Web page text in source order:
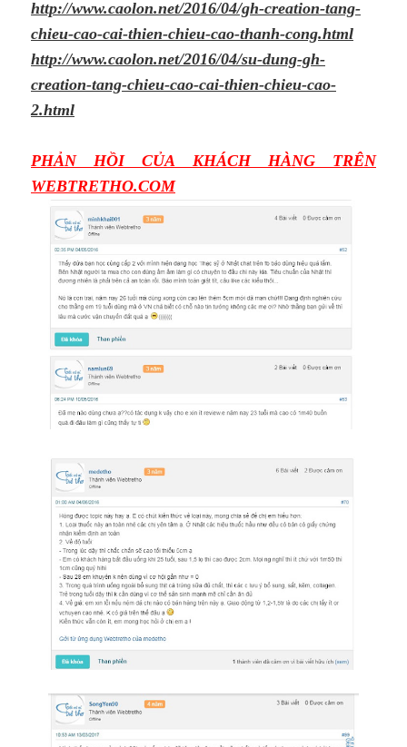
http://www.caolon.net/2016/04/gh-creation-tang-
chieu-cao-cai-thien-chieu-cao-thanh-cong.html
http://www.caolon.net/2016/04/su-dung-gh-
creation-tang-chieu-cao-cai-thien-chieu-cao-
2.html
PHẢN HỒI CỦA KHÁCH HÀNG TRÊN
WEBTRETHO.COM